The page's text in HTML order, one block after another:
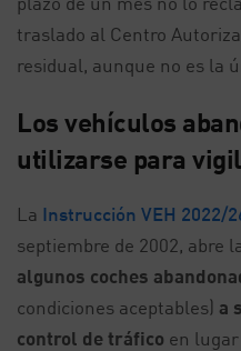
traslado al Centro
residual, aunque no es la
Los vehículos
utilizarse para
La Instrucción VEH 2022/
septiembre de 2002, abre
algunos coches
condiciones aceptables) a
control de tráfico en lugar